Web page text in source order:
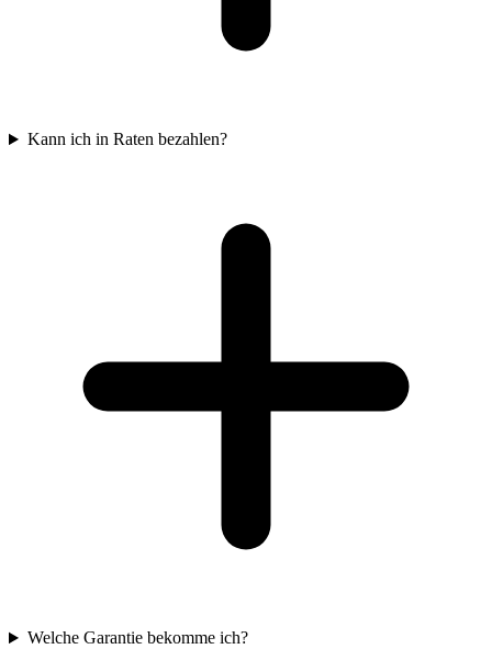
Kann ich in Raten bezahlen?
Welche Garantie bekomme ich?